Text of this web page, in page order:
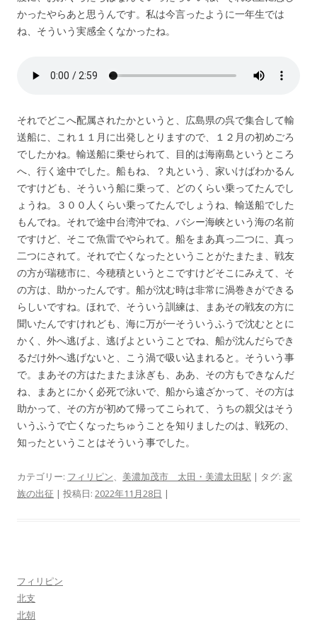
かったやらあと思うんです。私は今言ったように一年生では
ね、そういう実感全くなかったね。
それでどこへ配属されたかというと、広島県の呉で集合して輸
送船に、これ１１月に出発しとりますので、１２月の初めごろ
でしたかね。輸送船に乗せられて、目的は海南島というところ
へ、行く途中でした。船もね、？丸という、家いけばわかるん
ですけども、そういう船に乗って、どのくらい乗ってたんでし
ょうね。３００人くらい乗ってたんでしょうね、輸送船でした
もんでね。それで途中台湾沖でね、バシー海峡という海の名前
ですけど、そこで魚雷でやられて。船をまあ真っ二つに、真っ
二つにされて。それで亡くなったということがたまたま、戦友
の方が瑞穂市に、今穂積というとこですけどそこにみえて、そ
の方は、助かったんです。船が沈む時は非常に渦巻きができる
らしいですね。ほれで、そういう訓練は、まあその戦友の方に
聞いたんですけれども、海に万が一そういうふうで沈むととに
かく、外へ逃げよ、逃げよということでね、船が沈んだらでき
るだけ外へ逃げないと、こう渦で吸い込まれると。そういう事
で。まあその方はたまたま泳ぎも、ああ、その方もできなんだ
ね、まあとにかく必死で泳いで、船から遠ざかって、その方は
助かって、その方が初めて帰ってこられて、うちの親父はそう
いうふうで亡くなったちゅうことを知りましたのは、戦死の、
知ったということはそういう事でした。
カテゴリー: フィリピン、 美濃加茂市 太田・美濃太田駅 | タグ: 家
族の出征 | 投稿日: 2022年11月28日 |
フィリピン
北支
北朝